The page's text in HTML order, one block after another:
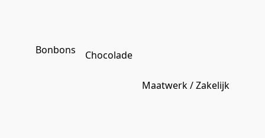
Bonbons Chocolade
Maatwerk / Zakelijk